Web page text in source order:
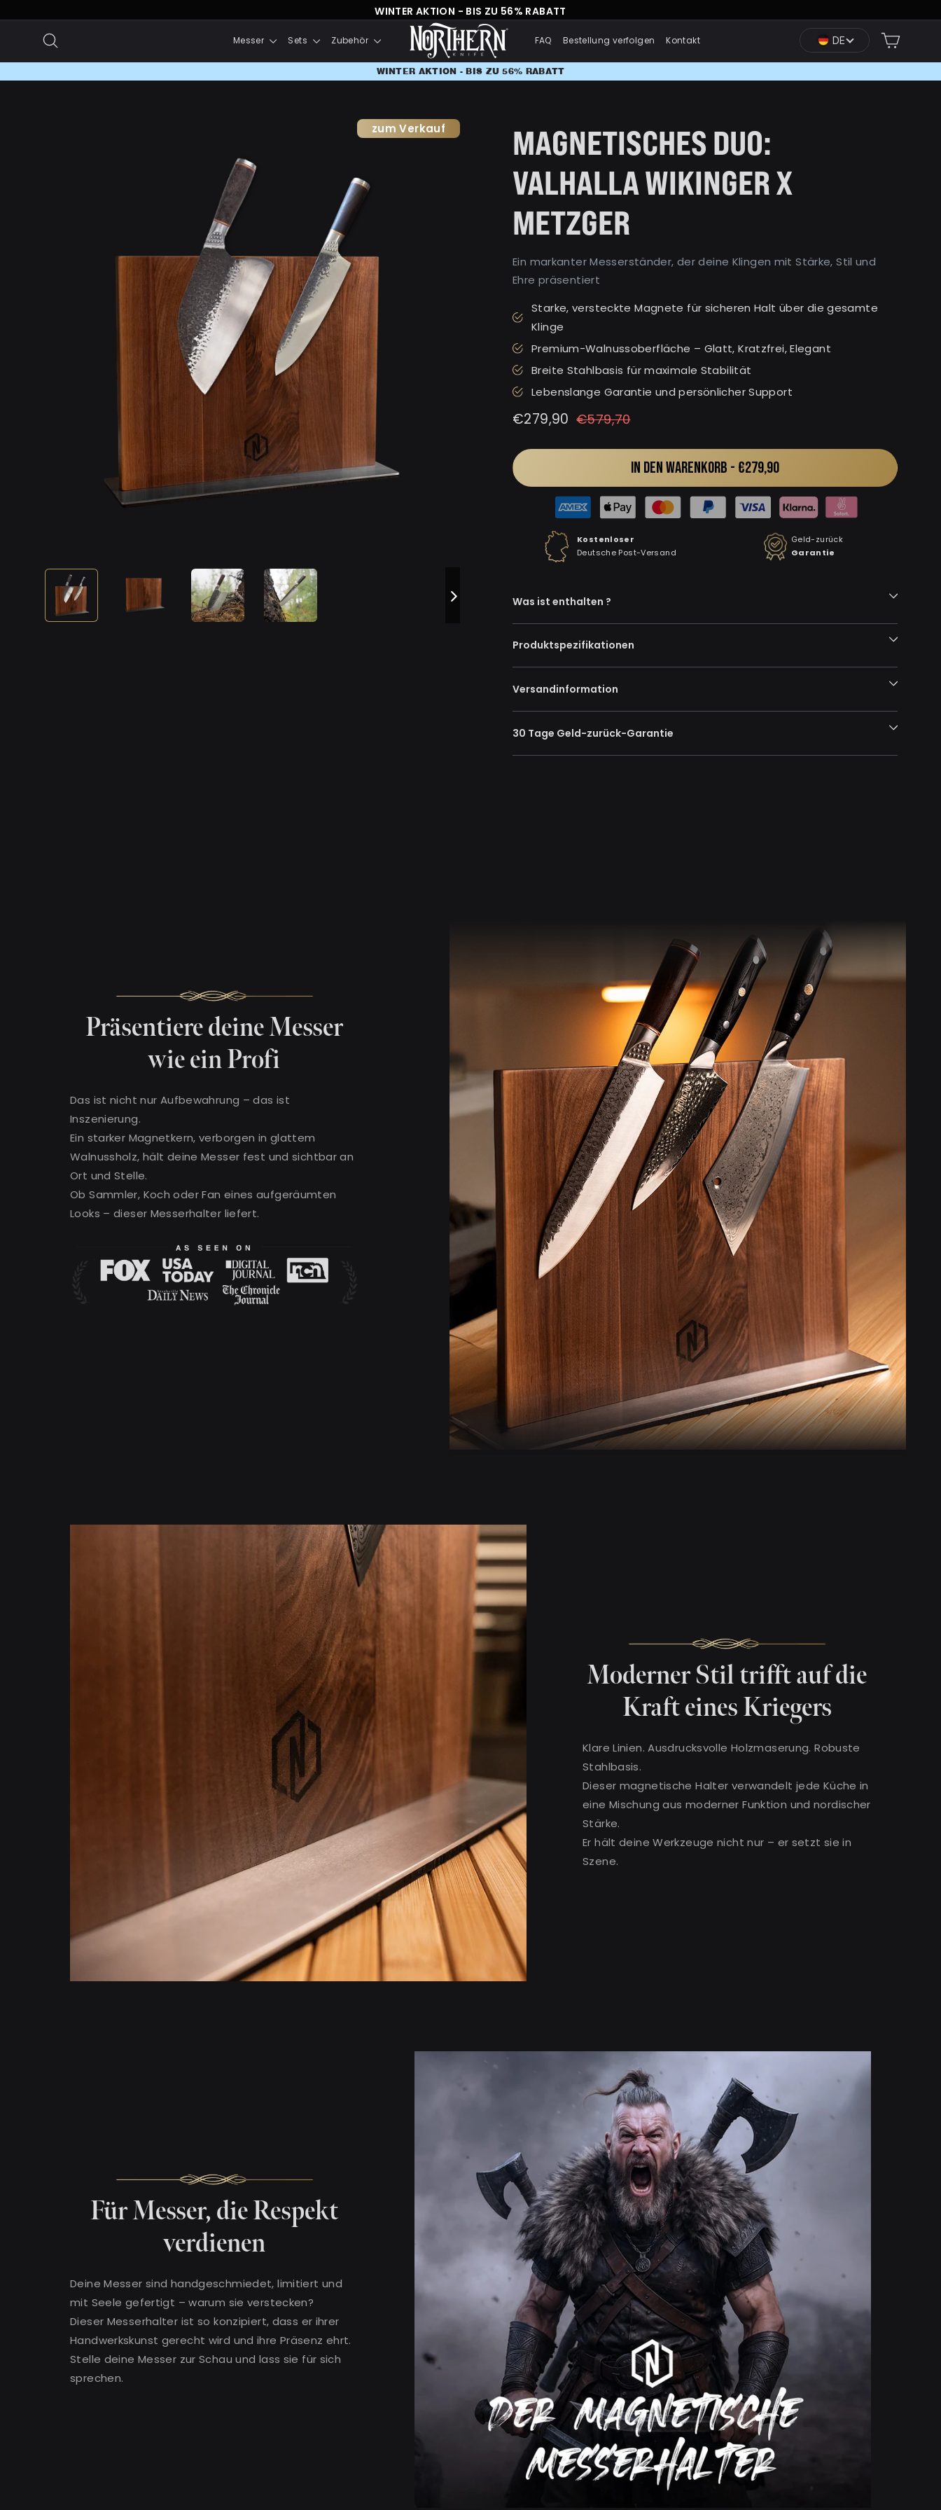
WINTER AKTION - BIS ZU 56% RABATT
Messer Sets Zubehör FAQ Bestellung verfolgen Kontakt DE
WINTER AKTION - BIS ZU 56% RABATT
zum Verkauf
MAGNETISCHES DUO:
VALHALLA WIKINGER X
METZGER
Ein markanter Messerständer, der deine Klingen mit Stärke, Stil und
Ehre präsentiert
Starke, versteckte Magnete für sicheren Halt über die gesamte
Klinge
Premium-Walnussoberfläche – Glatt, Kratzfrei, Elegant
Breite Stahlbasis für maximale Stabilität
Lebenslange Garantie und persönlicher Support
Normaler
Sonderpreis
€279,90 €579,70
IN DEN WARENKORB - €279,90
Kostenloser
Deutsche Post-Versand
Geld-zurück
Garantie
Was ist enthalten ?
Produktspezifikationen
Versandinformation
30 Tage Geld-zurück-Garantie
Präsentiere deine Messer
wie ein Profi
Das ist nicht nur Aufbewahrung – das ist
Inszenierung.
Ein starker Magnetkern, verborgen in glattem
Walnussholz, hält deine Messer fest und sichtbar an
Ort und Stelle.
Ob Sammler, Koch oder Fan eines aufgeräumten
Looks – dieser Messerhalter liefert.
Moderner Stil trifft auf die
Kraft eines Kriegers
Klare Linien. Ausdrucksvolle Holzmaserung. Robuste
Stahlbasis.
Dieser magnetische Halter verwandelt jede Küche in
eine Mischung aus moderner Funktion und nordischer
Stärke.
Er hält deine Werkzeuge nicht nur – er setzt sie in
Szene.
Für Messer, die Respekt
verdienen
Deine Messer sind handgeschmiedet, limitiert und
mit Seele gefertigt – warum sie verstecken?
Dieser Messerhalter ist so konzipiert, dass er ihrer
Handwerkskunst gerecht wird und ihre Präsenz ehrt.
Stelle deine Messer zur Schau und lass sie für sich
sprechen.